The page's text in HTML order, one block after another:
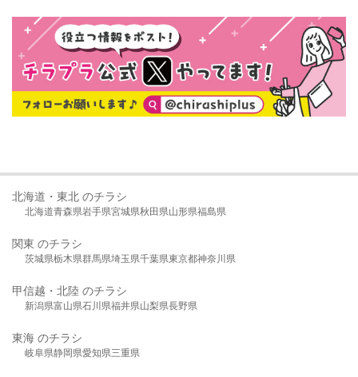
北海道・東北 のチラシ
北海道青森県岩手県宮城県秋田県山形県福島県
関東 のチラシ
茨城県栃木県群馬県埼玉県千葉県東京都神奈川県
甲信越・北陸 のチラシ
新潟県富山県石川県福井県山梨県長野県
東海 のチラシ
岐阜県静岡県愛知県三重県